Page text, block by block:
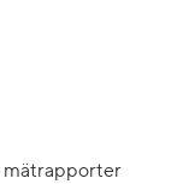
mätrapporter